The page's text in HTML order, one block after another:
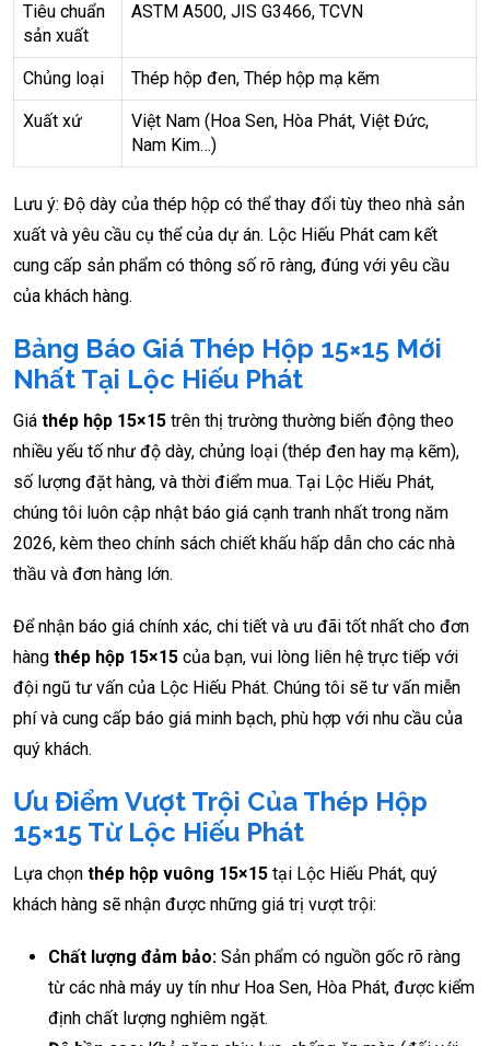
Tiêu chuẩn
sản xuất
ASTM A500, JIS G3466, TCVN
Chủng loại Thép hộp đen, Thép hộp mạ kẽm
Xuất xứ
Việt Nam (Hoa Sen, Hòa Phát, Việt Đức,
Nam Kim…)
Lưu ý: Độ dày của thép hộp có thể thay đổi tùy theo nhà sản
xuất và yêu cầu cụ thể của dự án. Lộc Hiếu Phát cam kết
cung cấp sản phẩm có thông số rõ ràng, đúng với yêu cầu
của khách hàng.
Bảng Báo Giá Thép Hộp 15×15 Mới
Nhất Tại Lộc Hiếu Phát
Giá thép hộp 15×15 trên thị trường thường biến động theo
nhiều yếu tố như độ dày, chủng loại (thép đen hay mạ kẽm),
số lượng đặt hàng, và thời điểm mua. Tại Lộc Hiếu Phát,
chúng tôi luôn cập nhật báo giá cạnh tranh nhất trong năm
2026, kèm theo chính sách chiết khấu hấp dẫn cho các nhà
thầu và đơn hàng lớn.
Để nhận báo giá chính xác, chi tiết và ưu đãi tốt nhất cho đơn
hàng thép hộp 15×15 của bạn, vui lòng liên hệ trực tiếp với
đội ngũ tư vấn của Lộc Hiếu Phát. Chúng tôi sẽ tư vấn miễn
phí và cung cấp báo giá minh bạch, phù hợp với nhu cầu của
quý khách.
Ưu Điểm Vượt Trội Của Thép Hộp
15×15 Từ Lộc Hiếu Phát
Lựa chọn thép hộp vuông 15×15 tại Lộc Hiếu Phát, quý
khách hàng sẽ nhận được những giá trị vượt trội:
Chất lượng đảm bảo: Sản phẩm có nguồn gốc rõ ràng
từ các nhà máy uy tín như Hoa Sen, Hòa Phát, được kiểm
định chất lượng nghiêm ngặt.